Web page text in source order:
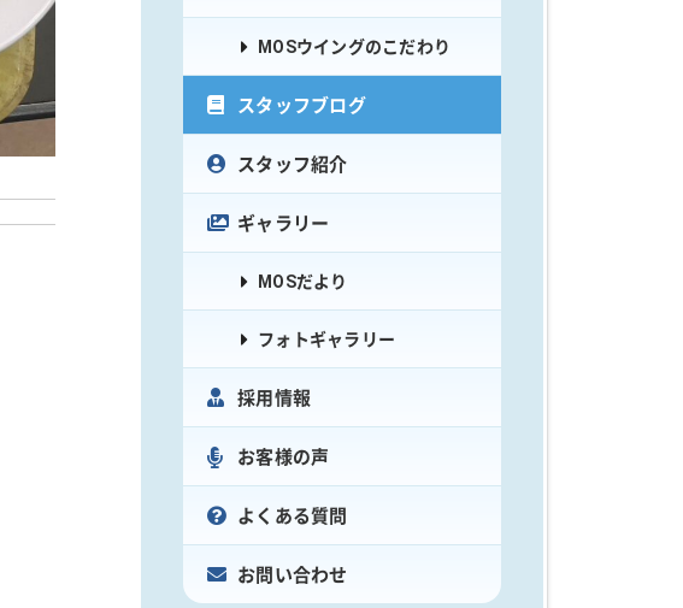
MOSウイングのこだわり
スタッフブログ
スタッフ紹介
ギャラリー
MOSだより
フォトギャラリー
採用情報
お客様の声
よくある質問
お問い合わせ